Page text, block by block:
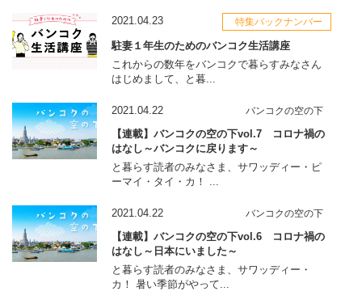
2021.04.23 特集バックナンバー
駐妻１年生のためのバンコク生活講座
これからの数年をバンコクで暮らすみなさん
はじめまして、と暮...
2021.04.22 バンコクの空の下
【連載】バンコクの空の下vol.7 コロナ禍の
はなし～バンコクに戻ります～
と暮らす読者のみなさま、サワッディー・ピ
ーマイ・タイ・カ！ ...
2021.04.22 バンコクの空の下
【連載】バンコクの空の下vol.6 コロナ禍の
はなし～日本にいました～
と暮らす読者のみなさま、サワッディー・
カ！ 暑い季節がやって...